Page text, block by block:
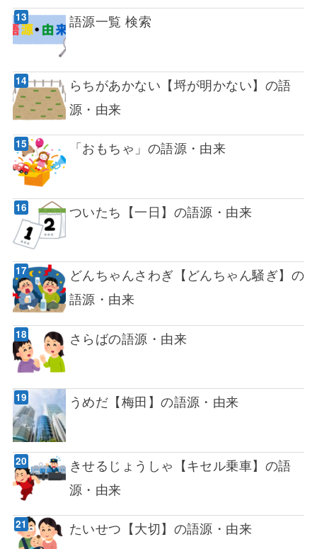
語源一覧 検索
らちがあかない【埒が明かない】の語
源・由来
「おもちゃ」の語源・由来
ついたち【一日】の語源・由来
どんちゃんさわぎ【どんちゃん騒ぎ】の
語源・由来
さらばの語源・由来
うめだ【梅田】の語源・由来
きせるじょうしゃ【キセル乗車】の語
源・由来
たいせつ【大切】の語源・由来